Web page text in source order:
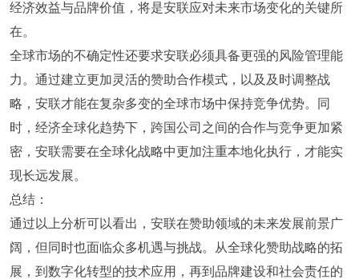
经济效益与品牌价值，将是安联应对未来市场变化的关键所
在。
全球市场的不确定性还要求安联必须具备更强的风险管理能
力。通过建立更加灵活的赞助合作模式，以及及时调整战
略，安联才能在复杂多变的全球市场中保持竞争优势。同
时，经济全球化趋势下，跨国公司之间的合作与竞争更加紧
密，安联需要在全球化战略中更加注重本地化执行，才能实
现长远发展。
总结：
通过以上分析可以看出，安联在赞助领域的未来发展前景广
阔，但同时也面临众多机遇与挑战。从全球化赞助战略的拓
展，到数字化转型的技术应用，再到品牌建设和社会责任的